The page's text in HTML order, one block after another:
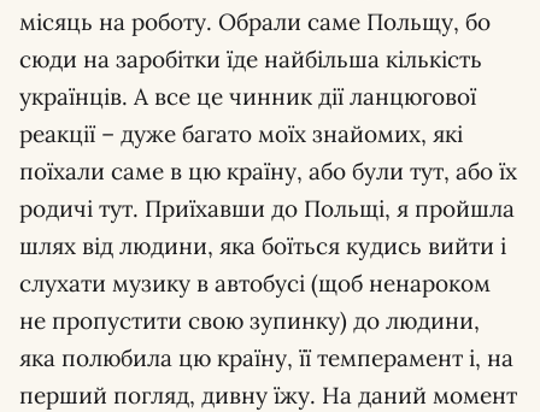
місяць на роботу. Обрали саме Польщу, бо
сюди на заробітки їде найбільша кількість
українців. А все це чинник дії ланцюгової
реакції – дуже багато моїх знайомих, які
поїхали саме в цю країну, або були тут, або їх
родичі тут. Приїхавши до Польщі, я пройшла
шлях від людини, яка боїться кудись вийти і
слухати музику в автобусі (щоб ненароком
не пропустити свою зупинку) до людини,
яка полюбила цю країну, її темперамент і, на
перший погляд, дивну їжу. На даний момент